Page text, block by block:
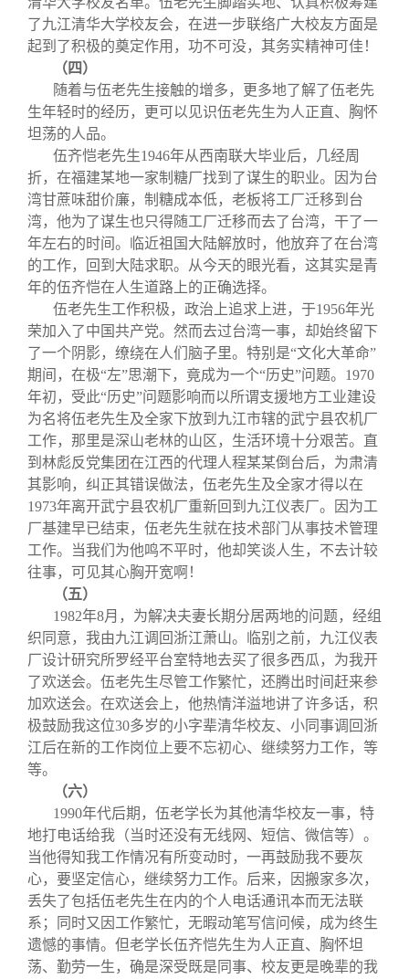
了九江清华大学校友会，在进一步联络广大校友方面是
起到了积极的奠定作用，功不可没，其务实精神可佳！
（四）
随着与伍老先生接触的增多，更多地了解了伍老先
生年轻时的经历，更可以见识伍老先生为人正直、胸怀
坦荡的人品。
伍齐恺老先生1946年从西南联大毕业后，几经周
折，在福建某地一家制糖厂找到了谋生的职业。因为台
湾甘蔗味甜价廉，制糖成本低，老板将工厂迁移到台
湾，他为了谋生也只得随工厂迁移而去了台湾，干了一
年左右的时间。临近祖国大陆解放时，他放弃了在台湾
的工作，回到大陆求职。从今天的眼光看，这其实是青
年的伍齐恺在人生道路上的正确选择。
伍老先生工作积极，政治上追求上进，于1956年光
荣加入了中国共产党。然而去过台湾一事，却始终留下
了一个阴影，缭绕在人们脑子里。特别是“文化大革命”
期间，在极“左”思潮下，竟成为一个“历史”问题。1970
年初，受此“历史”问题影响而以所谓支援地方工业建设
为名将伍老先生及全家下放到九江市辖的武宁县农机厂
工作，那里是深山老林的山区，生活环境十分艰苦。直
到林彪反党集团在江西的代理人程某某倒台后，为肃清
其影响，纠正其错误做法，伍老先生及全家才得以在
1973年离开武宁县农机厂重新回到九江仪表厂。因为工
厂基建早已结束，伍老先生就在技术部门从事技术管理
工作。当我们为他鸣不平时，他却笑谈人生，不去计较
往事，可见其心胸开宽啊！
（五）
1982年8月，为解决夫妻长期分居两地的问题，经组
织同意，我由九江调回浙江萧山。临别之前，九江仪表
厂设计研究所罗经平台室特地去买了很多西瓜，为我开
了欢送会。伍老先生尽管工作繁忙，还腾出时间赶来参
加欢送会。在欢送会上，他热情洋溢地讲了许多话，积
极鼓励我这位30多岁的小字辈清华校友、小同事调回浙
江后在新的工作岗位上要不忘初心、继续努力工作，等
等。
（六）
1990年代后期，伍老学长为其他清华校友一事，特
地打电话给我（当时还没有无线网、短信、微信等）。
当他得知我工作情况有所变动时，一再鼓励我不要灰
心，要坚定信心，继续努力工作。后来，因搬家多次，
丢失了包括伍老先生在内的个人电话通讯本而无法联
系；同时又因工作繁忙，无暇动笔写信问候，成为终生
遗憾的事情。但老学长伍齐恺先生为人正直、胸怀坦
荡、勤劳一生，确是深受既是同事、校友更是晚辈的我